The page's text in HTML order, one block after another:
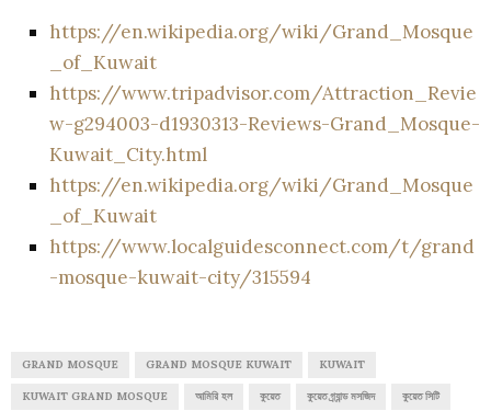
https://en.wikipedia.org/wiki/Grand_Mosque
_of_Kuwait
https://www.tripadvisor.com/Attraction_Revie
w-g294003-d1930313-Reviews-Grand_Mosque-
Kuwait_City.html
https://en.wikipedia.org/wiki/Grand_Mosque
_of_Kuwait
https://www.localguidesconnect.com/t/grand
-mosque-kuwait-city/315594
GRAND MOSQUE GRAND MOSQUE KUWAIT KUWAIT
KUWAIT GRAND MOSQUE আমিরি হল কুয়েত কুয়েত গ্র্যান্ড মসজিদ কুয়েত সিটি